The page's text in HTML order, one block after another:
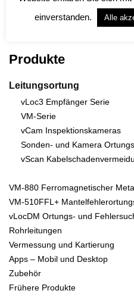
Produkte
Leitungsortung
vLoc3 Empfänger Serie
VM-Serie
vCam Inspektionskameras
Sonden- und Kamera
vScan
VM-880 Ferromagnetischer
VM-510FFL+
vLocDM Ortungs- und
Rohrleitungen
Vermessung und Kartierung
Apps – Mobil und Desktop
Zubehör
Frühere Produkte
einverstanden.
Alle